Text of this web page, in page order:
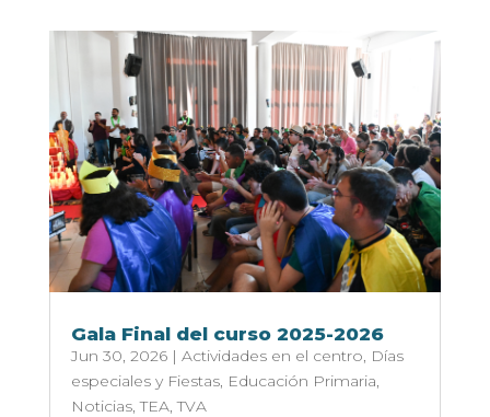
Gala Final del curso 2025-2026
Jun 30, 2026| Actividades en el centro Días
especiales y Fiestas, Educación Primaria
Noticias,TEA ,TVA